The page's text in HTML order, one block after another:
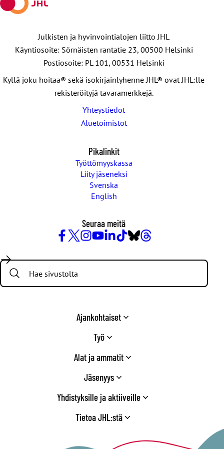
Julkisten ja hyvinvointialojen liitto JHL
Käyntiosoite: Sörnäisten rantatie 23, 00500 Helsinki
Postiosoite: PL 101, 00531 Helsinki
Kyllä joku hoitaa® sekä isokirjainlyhenne JHL® ovat JHL:lle
rekisteröityjä tavaramerkkejä.
Yhteystiedot
Aluetoimistot
Pikalinkit
Työttömyyskassa
Liity jäseneksi
Svenska
English
Seuraa meitä
/
Twitter
Search:
Ajankohtaiset
Työ
Alat ja ammatit
Jäsenyys
Yhdistyksille ja aktiiveille
Tietoa JHL:stä